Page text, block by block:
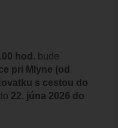
NA ROZKOPÁVKY
hod. bude
pri Mlyne (od
s cestou do
22. júna 2026 do